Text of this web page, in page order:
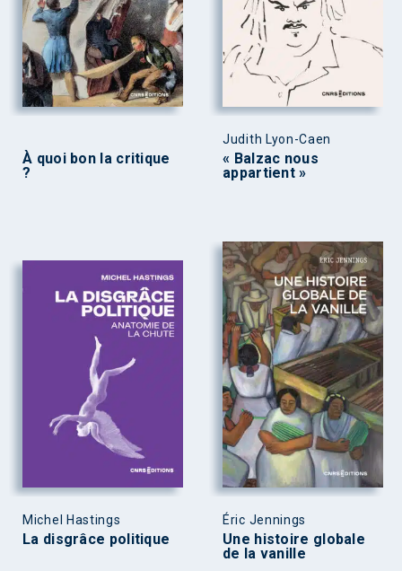
À quoi bon la critique
?
Judith Lyon-Caen
« Balzac nous
appartient »
Michel Hastings
La disgrâce politique
Éric Jennings
Une histoire globale
de la vanille